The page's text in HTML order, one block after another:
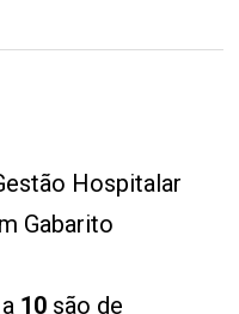
Hospitalar
Gabarito
a 10 são de